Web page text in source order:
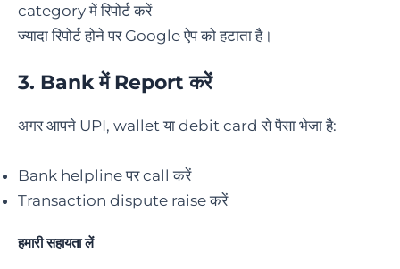
category में रिपोर्ट करें
ज्यादा रिपोर्ट होने पर Google ऐप को हटाता है।
3. Bank में Report करें
अगर आपने UPI, wallet या debit card से पैसा भेजा है:
Bank helpline पर call करें
Transaction dispute raise करें
हमारी सहायता लें